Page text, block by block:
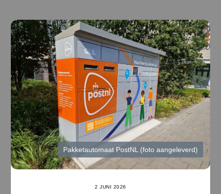
inhoud
Pakketautomaat PostNL (foto aangeleverd)
2 JUNI 2026